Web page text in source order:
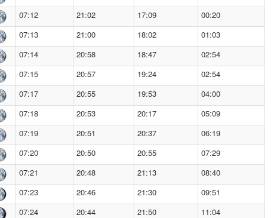
07:12 21:02 17:09
00:20
07:13 21:00 18:02
01:03
07:14 20:58 18:47
02:54
07:15 20:57 19:24
02:54
07:17 20:55 19:53
04:00
07:18 20:53 20:17
05:09
07:19 20:51 20:37
06:19
07:20 20:50 20:55
07:29
07:21 20:48 21:13
08:40
07:23 20:46 21:30
09:51
07:24 20:44 21:50 11:04